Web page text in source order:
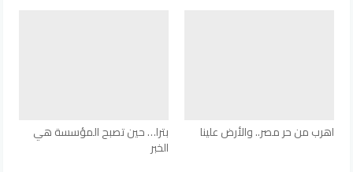
اهرب من حر مصر.. والأرض علينا بترا… حين تصبح المؤسسة هي
الخبر